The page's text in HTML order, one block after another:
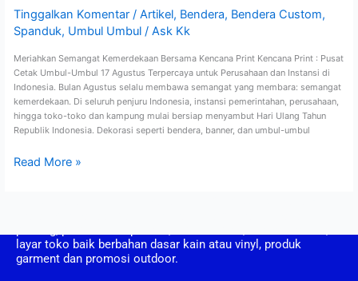
Tinggalkan Komentar / Artikel, Bendera, Bendera Custom,
Spanduk, Umbul Umbul/ Ask Kk
Meriahkan Semangat Kemerdekaan Bersama Kencana Print Kencana Print : Pusat
Cetak Umbul-Umbul 17 Agustus Terpercaya untuk Perusahaan dan Instansi di
Indonesia. Bulan Agustus selalu membawa semangat yang membara: semangat
kemerdekaan. Di seluruh penjuru Indonesia, instansi pemerintahan, perusahaan,
hingga toko-toko dan kampung mulai bersiap menyambut Hari Ulang Tahun
Republik Indonesia. Dekorasi seperti bendera, banner, dan umbul-umbul
dan
Instansi
di
Read More »
layar toko baik berbahan dasar kain atau vinyl, produk
garment dan promosi outdoor.